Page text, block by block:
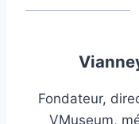
Fondateur,
VMuseum,